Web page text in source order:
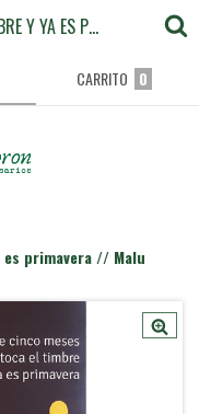
HACE CINCO MESES NO TOCA EL TIMBRE Y YA ES PRIMAVERA // MALU PLAZA JUGO
CARRITO 0
primavera // Malu